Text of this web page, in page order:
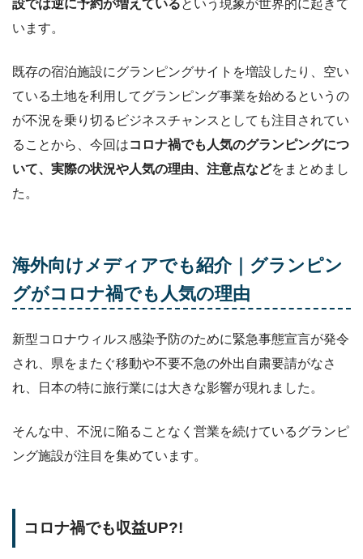
設では逆に予約が増えているという現象が世界的に起きて
います。
既存の宿泊施設にグランピングサイトを増設したり、空い
ている土地を利用してグランピング事業を始めるというの
が不況を乗り切るビジネスチャンスとしても注目されてい
ることから、今回はコロナ禍でも人気のグランピングにつ
いて、実際の状況や人気の理由、注意点などをまとめまし
た。
海外向けメディアでも紹介｜グランピン
グがコロナ禍でも人気の理由
新型コロナウィルス感染予防のために緊急事態宣言が発令
され、県をまたぐ移動や不要不急の外出自粛要請がなさ
れ、日本の特に旅行業には大きな影響が現れました。
そんな中、不況に陥ることなく営業を続けているグランピ
ング施設が注目を集めています。
コロナ禍でも収益UP?!